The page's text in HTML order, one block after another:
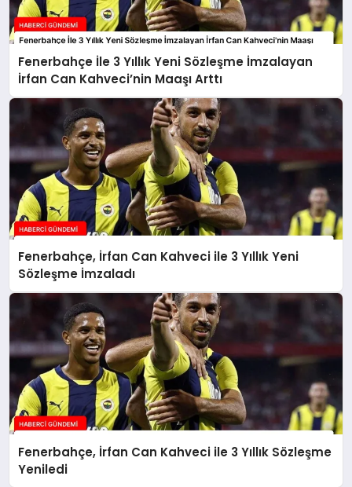
Fenerbahçe İle 3 Yıllık Yeni Sözleşme İmzalayan
İrfan Can Kahveci’nin Maaşı Arttı
Fenerbahçe, İrfan Can Kahveci ile 3 Yıllık Yeni
Sözleşme İmzaladı
Fenerbahçe, İrfan Can Kahveci ile 3 Yıllık Sözleşme
Yeniledi